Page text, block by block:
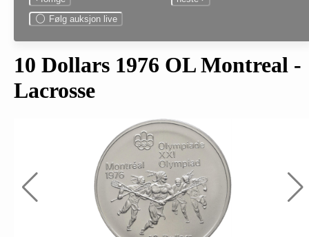
Følg auksjon live
10 Dollars 1976 OL Montreal -
Lacrosse